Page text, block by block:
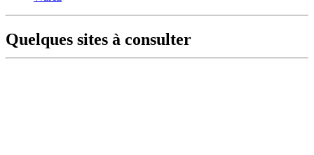
Quelques sites à consulter